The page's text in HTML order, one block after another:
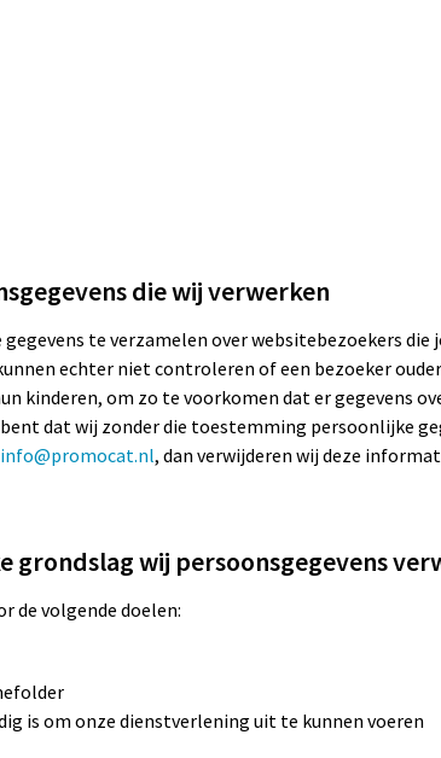
die wij verwerken
te verzamelen over websitebezoekers die
echter niet controleren of een bezoeker ouder
kinderen, om zo te voorkomen dat er gegevens
dat wij zonder die toestemming persoonlijke
info@promocat.nl, dan verwijderen wij deze
grondslag wij persoonsgegevens
de volgende doelen:
is om onze dienstverlening uit te kunnen voeren